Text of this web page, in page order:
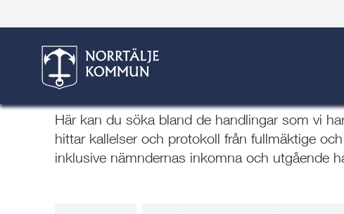
Handlingar, kallelser och
Här kan du söka bland de handlingar som vi
hittar kallelser och protokoll från fullmäktige
inklusive nämndernas inkomna och utgående